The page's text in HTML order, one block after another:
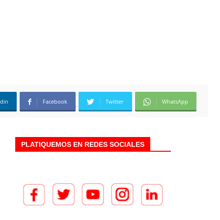
Facebook Twitter WhatsApp
PLATIQUEMOS EN REDES SOCIALES